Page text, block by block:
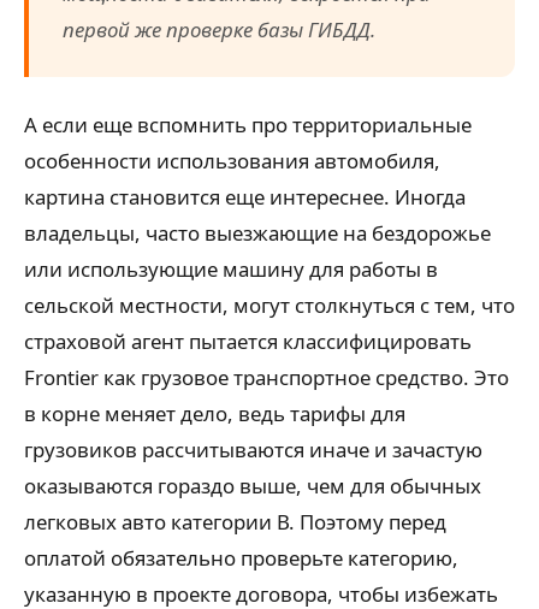
первой же проверке базы ГИБДД.
А если еще вспомнить про территориальные
особенности использования автомобиля,
картина становится еще интереснее. Иногда
владельцы, часто выезжающие на бездорожье
или использующие машину для работы в
сельской местности, могут столкнуться с тем, что
страховой агент пытается классифицировать
Frontier как грузовое транспортное средство. Это
в корне меняет дело, ведь тарифы для
грузовиков рассчитываются иначе и зачастую
оказываются гораздо выше, чем для обычных
легковых авто категории В. Поэтому перед
оплатой обязательно проверьте категорию,
указанную в проекте договора, чтобы избежать